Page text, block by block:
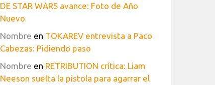
DE STAR WARS avance: Foto de Año
Nuevo
Nombre en TOKAREV entrevista a Paco
Cabezas: Pidiendo paso
Nombre en RETRIBUTION crítica: Liam
Neeson suelta la pistola para agarrar el